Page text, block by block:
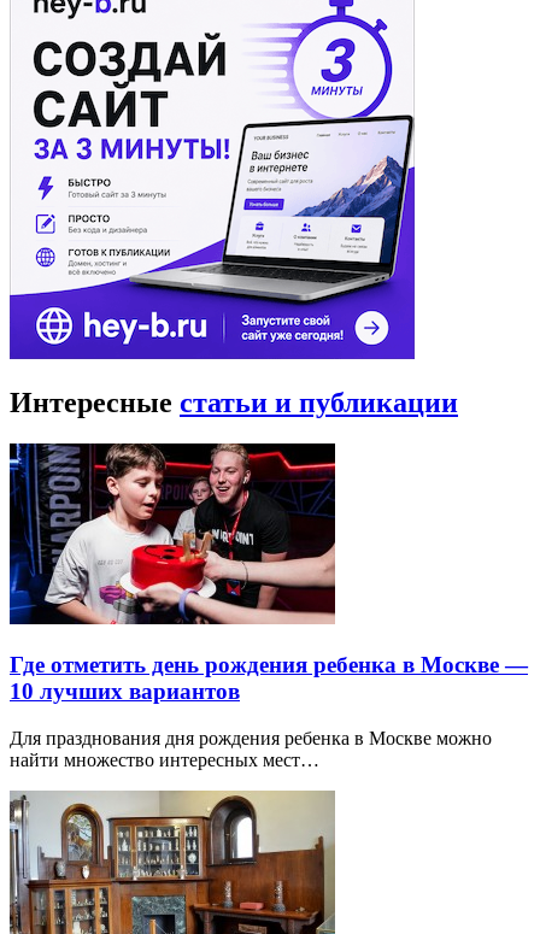
Интересные статьи и публикации
Где отметить день рождения ребенка в Москве —
10 лучших вариантов
Для празднования дня рождения ребенка в Москве можно
найти множество интересных мест…